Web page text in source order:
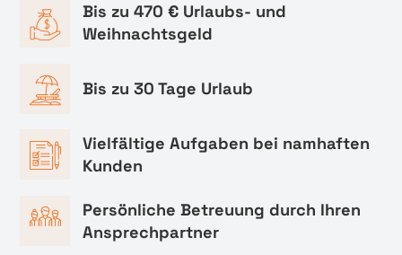
Bis zu 470 € Urlaubs- und
Weihnachtsgeld
Bis zu 30 Tage Urlaub
Vielfältige Aufgaben bei namhaften
Kunden
Persönliche Betreuung durch Ihren
Ansprechpartner